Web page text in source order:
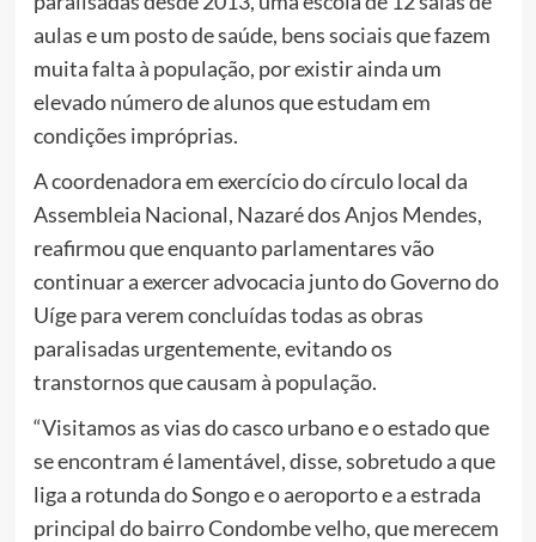
aulas e um posto de saúde, bens sociais que fazem
muita falta à população, por existir ainda um
elevado número de alunos que estudam em
condições impróprias.
A coordenadora em exercício do círculo local da
Assembleia Nacional, Nazaré dos Anjos Mendes,
reafirmou que enquanto parlamentares vão
continuar a exercer advocacia junto do Governo do
Uíge para verem concluídas todas as obras
paralisadas urgentemente, evitando os
transtornos que causam à população.
“Visitamos as vias do casco urbano e o estado que
se encontram é lamentável, disse, sobretudo a que
liga a rotunda do Songo e o aeroporto e a estrada
principal do bairro Condombe velho, que merecem